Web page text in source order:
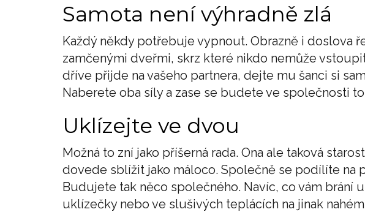
Samota není výhradně zlá
Každý někdy potřebuje vypnout. Obrazně i doslova
zamčenými dveřmi, skrz které nikdo nemůže
dříve přijde na vašeho partnera, dejte mu šanci si
Naberete oba síly a zase se budete ve společnosti
Uklízejte ve dvou
Možná to zní jako příšerná rada. Ona ale taková
dovede sblížit jako máloco. Společně se podílíte na
Budujete tak něco společného. Navíc, co vám brání
uklízečky nebo ve slušivých teplácích na jinak